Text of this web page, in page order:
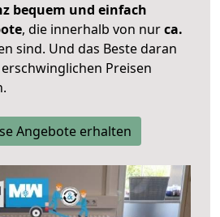
bequem und einfach
, die innerhalb von nurca.
sind. Und das Beste daran
Preisen
Angebote erhalten